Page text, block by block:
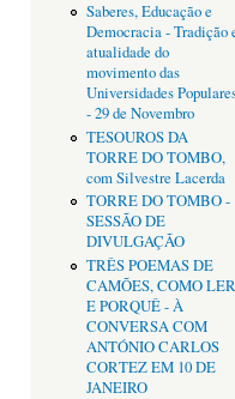
Saberes, Educação e
Democracia - Tradição
atualidade do
movimento das
Universidades
- 29 de Novembro
TESOUROS DA
TORRE DO TOMBO,
com Silvestre Lacerda
TORRE DO TOMBO -
SESSÃO DE
DIVULGAÇÃO
TRÊS POEMAS DE
CAMÕES, COMO LER
E PORQUÊ - À
CONVERSA COM
ANTÓNIO CARLOS
CORTEZ EM 10 DE
JANEIRO